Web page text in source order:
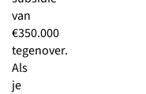
van
€350.000
tegenover.
Als
je